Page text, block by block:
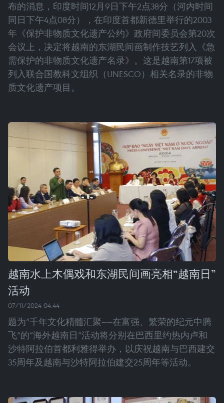
布的消息，印度时间12月9日下午2点38分（河内时间
同日下午4点08分），在印度首都新德里举行的2003
年《保护非物质文化遗产公约》政府间委员会第20次
会议上，决定将越南的东湖民间画制作技艺列入《急
需保护的非物质文化遗产名录》。这是越南第17项被
列入联合国教科文组织（UNESCO）相关名录的非物
质文化遗产项目。
越南水上木偶戏和东湖民间画亮相“越南日”
活动
07/11/2024 04:44
题为“千年文化精髓汇聚——在富强、繁荣的纪元中腾
飞”的“海外越南日”活动将分别在巴西里约热内卢和
沙特阿拉伯首都利雅得举办，以庆祝越南与巴西建交
35周年及越南与沙特阿拉伯建交25周年等活动。